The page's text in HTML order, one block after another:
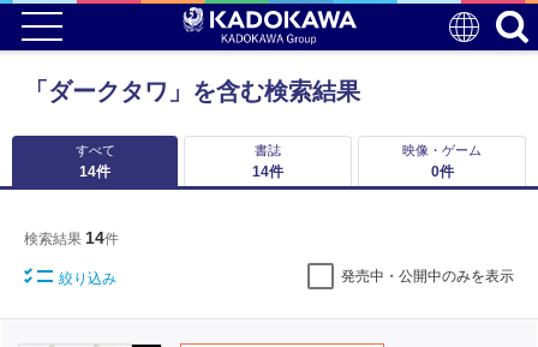
「ダークタワ」を含む検索結果
すべて
14件
書誌
14件
映像・ゲーム
0件
検索結果 14件
絞り込み 発売中・公開中のみを表示